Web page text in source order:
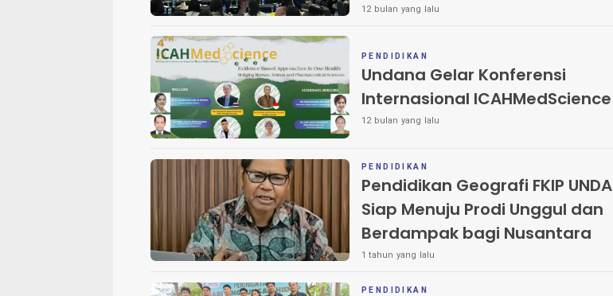
12 bulan yang lalu
PENDIDIKAN
Undana Gelar Konferensi
Internasional
12 bulan yang lalu
PENDIDIKAN
Pendidikan Geografi FKIP
Siap Menuju Prodi Unggul dan
Berdampak bagi Nusantara
1 tahun yang lalu
PENDIDIKAN